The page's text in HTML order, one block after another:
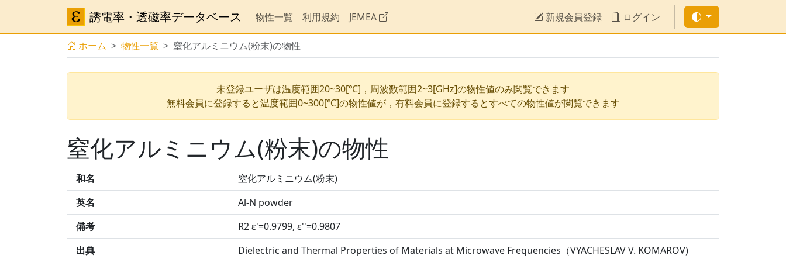
誘電率・透磁率データベース 物性一覧 利用規約 JEMEA 新規会員登録 ログイン
ホーム 物性一覧 窒化アルミニウム(粉末)の物性
未登録ユーザは温度範囲20~30[℃]，周波数範囲2~3[GHz]の物性値のみ閲覧できます
無料会員に登録すると温度範囲0~300[℃]の物性値が，有料会員に登録するとすべての物性値が閲覧できます
窒化アルミニウム(粉末)の物性
和名
窒化アルミニウム(粉末)
英名
Al-N powder
備考
R2 ε'=0.9799, ε''=0.9807
出典
Dielectric and Thermal Properties of Materials at Microwave Frequencies（VYACHESLAV V. KOMAROV)